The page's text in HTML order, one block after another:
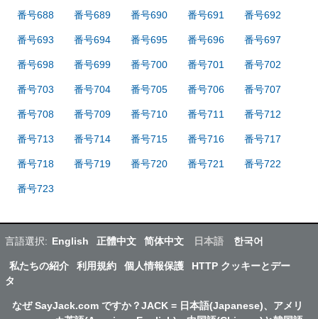
番号688 番号689 番号690 番号691 番号692
番号693 番号694 番号695 番号696 番号697
番号698 番号699 番号700 番号701 番号702
番号703 番号704 番号705 番号706 番号707
番号708 番号709 番号710 番号711 番号712
番号713 番号714 番号715 番号716 番号717
番号718 番号719 番号720 番号721 番号722
番号723
言語選択: English 正體中文 简体中文 日本語 한국어
私たちの紹介 利用規約 個人情報保護
HTTP クッキーとデー
タ
なぜ SayJack.com ですか？JACK = 日本語(Japanese)、アメリ